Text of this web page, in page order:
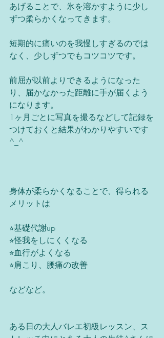
あげることで、氷を溶かすように少し
ずつ柔らかくなってきます。
短期的に痛いのを我慢しすぎるのでは
なく、少しずつでもコツコツです。
前屈が以前よりできるようになった
り、届かなかった距離に手が届くよう
になります。
1ヶ月ごとに写真を撮るなどして記録を
つけておくと結果がわかりやすいです
^_^
身体が柔らかくなることで、得られる
メリットは
⭐︎基礎代謝up
⭐︎怪我をしにくくなる
⭐︎血行がよくなる
⭐︎肩こり、腰痛の改善
などなど。
ある日の大人バレエ初級レッスン、ス